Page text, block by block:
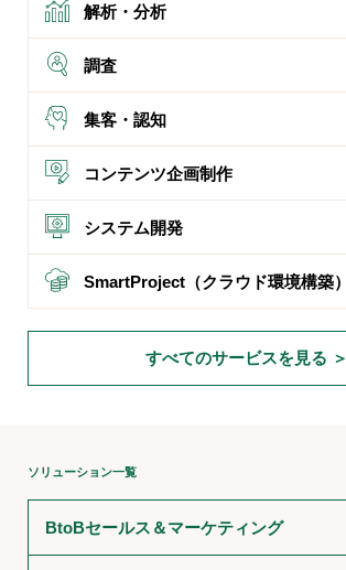
解析・分析
調査
集客・認知
コンテンツ企画制作
システム開発
SmartProject（クラウド環境構築）
すべてのサービスを見る ＞
ソリューション一覧
BtoBセールス＆マーケティング